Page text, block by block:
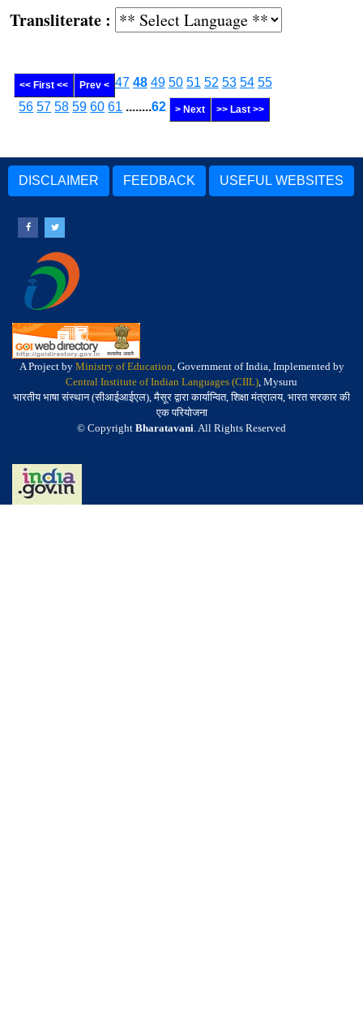
:
<< First << Prev < 47 48 49 50 51 52 53 54 55
56 57 58 59 60 61 ........62 > Next >> Last >>
DISCLAIMER FEEDBACK USEFUL WEBSITES
A Project by Ministry of Education, Government of India, Implemented by
Central Institute of Indian Languages (CIIL), Mysuru
भारतीय भाषा संस्थान (सीआईआईएल), मैसूर द्वारा कार्यान्वित, शिक्षा मंत्रालय, भारत सरकार की
एक परियोजना
© Copyright Bharatavani. All Rights Reserved